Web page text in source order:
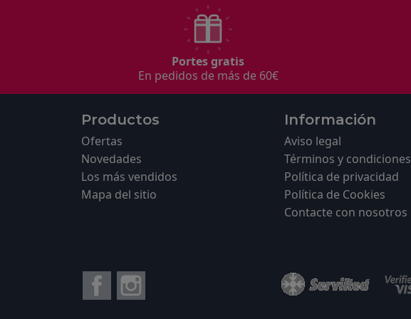
Portes gratis
En pedidos de más de 60€
Productos
Ofertas
Novedades
Los más vendidos
Mapa del sitio
Información
Aviso legal
Términos y condiciones
Política de privacidad
Política de Cookies
Contacte con nosotros
Facebook